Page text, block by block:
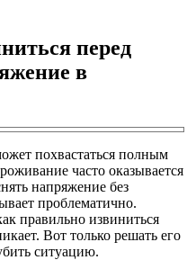
перед
в
похвастаться полным
часто оказывается
напряжение без
проблематично.
правильно извиниться
Вот только решать его
ситуацию.